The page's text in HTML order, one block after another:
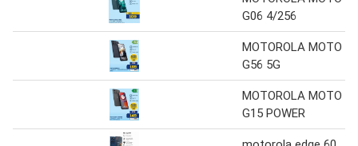
G06 4/256
MOTOROLA MOTO
G56 5G
MOTOROLA MOTO
G15 POWER